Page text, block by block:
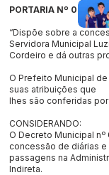
PORTARIA Nº 068/
“Dispõe sobre a
Servidora Municipal
Cordeiro e dá outras
O Prefeito Municipal
suas atribuições que
lhes são conferidas por
CONSIDERANDO:
O Decreto Municipal nº
concessão de diárias e
passagens na
Indireta.